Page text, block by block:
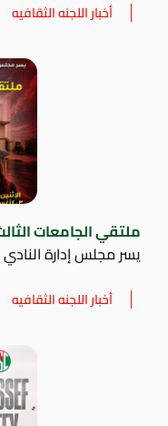
أخبار اللجنه الثقافيه
ملتقي الجامعات
يسر مجلس إدارة النادي
أخبار اللجنه الثقافيه